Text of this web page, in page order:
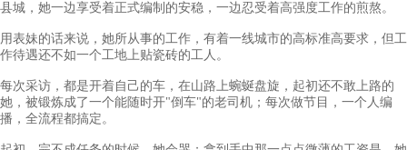
县城，她一边享受着正式编制的安稳，一边忍受着高强度工作的煎熬。
用表妹的话来说，她所从事的工作，有着一线城市的高标准高要求，但工
作待遇还不如一个工地上贴瓷砖的工人。
每次采访，都是开着自己的车，在山路上蜿蜒盘旋，起初还不敢上路的
她，被锻炼成了一个能随时开"倒车"的老司机；每次做节目，一个人编
播，全流程都搞定。